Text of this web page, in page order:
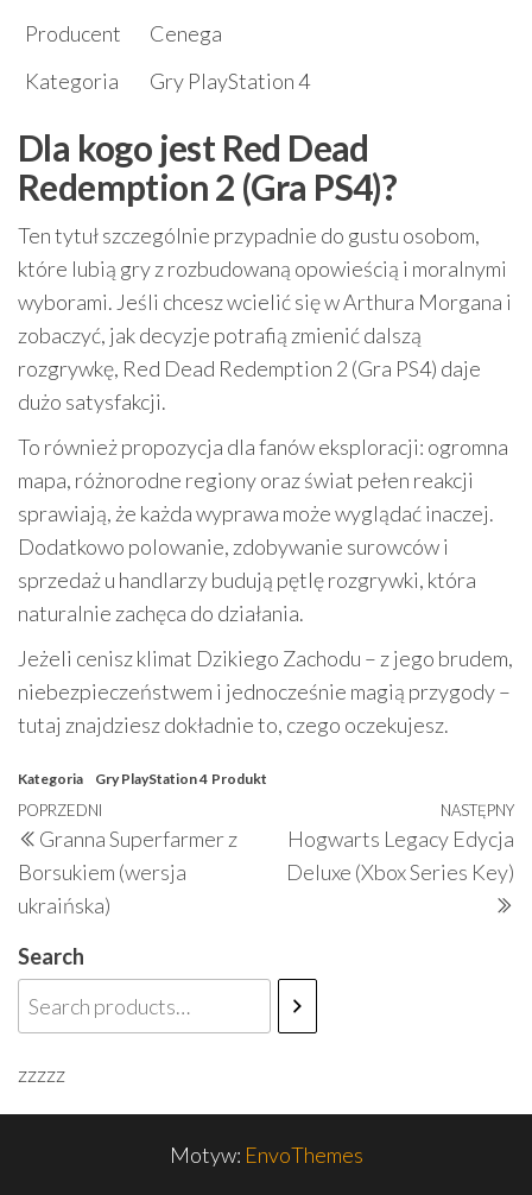
Producent
Cenega
Kategoria
Gry PlayStation 4
Dla kogo jest Red Dead
Redemption 2 (Gra PS4)?
Ten tytuł szczególnie przypadnie do gustu osobom,
które lubią gry z rozbudowaną opowieścią i moralnymi
wyborami. Jeśli chcesz wcielić się w Arthura Morgana i
zobaczyć, jak decyzje potrafią zmienić dalszą
rozgrywkę, Red Dead Redemption 2 (Gra PS4) daje
dużo satysfakcji.
To również propozycja dla fanów eksploracji: ogromna
mapa, różnorodne regiony oraz świat pełen reakcji
sprawiają, że każda wyprawa może wyglądać inaczej.
Dodatkowo polowanie, zdobywanie surowców i
sprzedaż u handlarzy budują pętlę rozgrywki, która
naturalnie zachęca do działania.
Jeżeli cenisz klimat Dzikiego Zachodu – z jego brudem,
niebezpieczeństwem i jednocześnie magią przygody –
tutaj znajdziesz dokładnie to, czego oczekujesz.
Kategoria Gry PlayStation 4 Produkt
Nawigacja
wpisu
Poprzedni
wpis
POPRZEDNI
Granna Superfarmer z
Borsukiem (wersja
ukraińska)
NASTĘPNY
Hogwarts Legacy Edycja
Deluxe (Xbox Series Key)
Search
zzzzz
Motyw: EnvoThemes